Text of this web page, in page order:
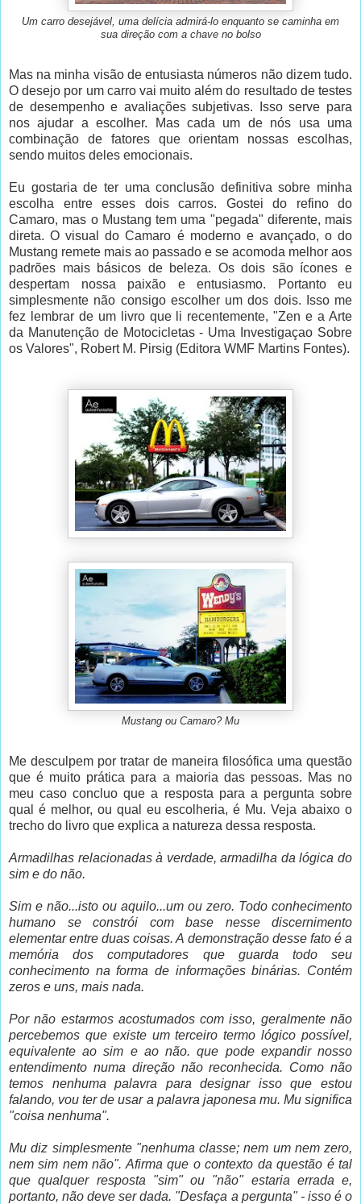
Um carro desejável, uma delícia admirá-lo enquanto se caminha em
sua direção com a chave no bolso
Mas na minha visão de entusiasta números não dizem tudo.
O desejo por um carro vai muito além do resultado de testes
de desempenho e avaliações subjetivas. Isso serve para
nos ajudar a escolher. Mas cada um de nós usa uma
combinação de fatores que orientam nossas escolhas,
sendo muitos deles emocionais.
Eu gostaria de ter uma conclusão definitiva sobre minha
escolha entre esses dois carros. Gostei do refino do
Camaro, mas o Mustang tem uma "pegada" diferente, mais
direta. O visual do Camaro é moderno e avançado, o do
Mustang remete mais ao passado e se acomoda melhor aos
padrões mais básicos de beleza. Os dois são ícones e
despertam nossa paixão e entusiasmo. Portanto eu
simplesmente não consigo escolher um dos dois. Isso me
fez lembrar de um livro que li recentemente, "Zen e a Arte
da Manutenção de Motocicletas - Uma Investigaçao Sobre
os Valores", Robert M. Pirsig (Editora WMF Martins Fontes).
Mustang ou Camaro? Mu
Me desculpem por tratar de maneira filosófica uma questão
que é muito prática para a maioria das pessoas. Mas no
meu caso concluo que a resposta para a pergunta sobre
qual é melhor, ou qual eu escolheria, é Mu. Veja abaixo o
trecho do livro que explica a natureza dessa resposta.
Armadilhas relacionadas à verdade, armadilha da lógica do
sim e do não.
Sim e não...isto ou aquilo...um ou zero. Todo conhecimento
humano se constrói com base nesse discernimento
elementar entre duas coisas. A demonstração desse fato é a
memória dos computadores que guarda todo seu
conhecimento na forma de informações binárias. Contém
zeros e uns, mais nada.
Por não estarmos acostumados com isso, geralmente não
percebemos que existe um terceiro termo lógico possível,
equivalente ao sim e ao não. que pode expandir nosso
entendimento numa direção não reconhecida. Como não
temos nenhuma palavra para designar isso que estou
falando, vou ter de usar a palavra japonesa mu. Mu significa
"coisa nenhuma".
Mu diz simplesmente "nenhuma classe; nem um nem zero,
nem sim nem não". Afirma que o contexto da questão é tal
que qualquer resposta "sim" ou "não" estaria errada e,
portanto, não deve ser dada. "Desfaça a pergunta" - isso é o